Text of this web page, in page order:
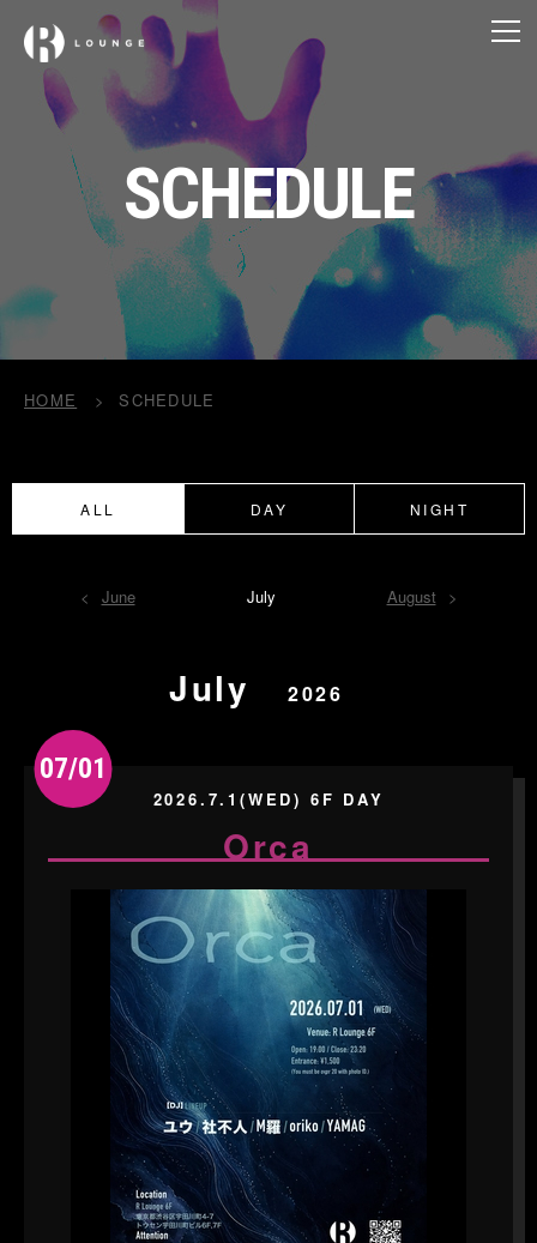
SCHEDULE
HOME SCHEDULE
ALL DAY NIGHT
June July August
July 2026
07/01
2026.7.1(WED) 6F DAY
Orca